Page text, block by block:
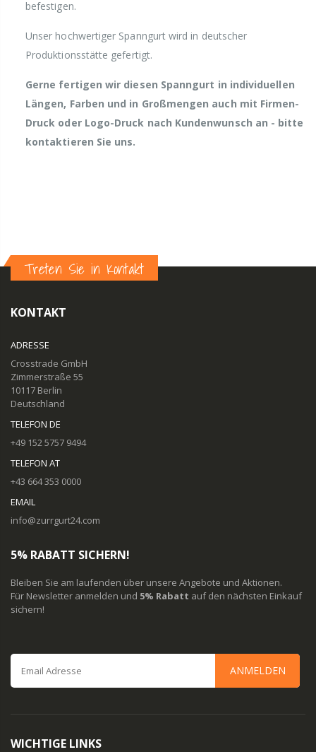
befestigen.
Unser hochwertiger Spanngurt wird in deutscher
Produktionsstätte gefertigt.
Gerne fertigen wir diesen Spanngurt in individuellen
Längen, Farben und in Großmengen auch mit Firmen-
Druck oder Logo-Druck nach Kundenwunsch an - bitte
kontaktieren Sie uns.
Treten Sie in Kontakt
KONTAKT
ADRESSE
Crosstrade GmbH
Zimmerstraße 55
10117 Berlin
Deutschland
TELEFON DE
+49 152 5757 9494
TELEFON AT
+43 664 353 0000
EMAIL
info@zurrgurt24.com
5% RABATT SICHERN!
Bleiben Sie am laufenden über unsere Angebote und Aktionen.
Für Newsletter anmelden und 5% Rabatt auf den nächsten Einkauf
sichern!
ANMELDEN
WICHTIGE LINKS